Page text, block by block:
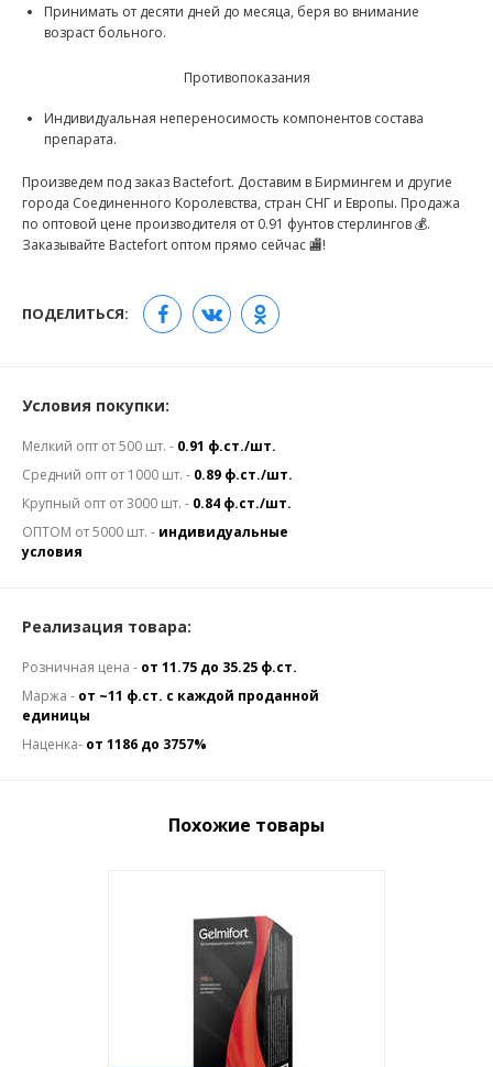
Принимать от десяти дней до месяца, беря во внимание
возраст больного.
Противопоказания
Индивидуальная непереносимость компонентов состава
препарата.
Произведем под заказ Bactefort. Доставим в Бирмингем и другие
города Соединенного Королевства, стран СНГ и Европы. Продажа
по оптовой цене производителя от 0.91 фунтов стерлингов 💰.
Заказывайте Bactefort оптом прямо сейчас 🏬!
ПОДЕЛИТЬСЯ:
Условия покупки:
Мелкий опт от 500 шт. - 0.91 ф.ст./шт.
Средний опт от 1000 шт. - 0.89 ф.ст./шт.
Крупный опт от 3000 шт. - 0.84 ф.ст./шт.
ОПТОМ от 5000 шт. - индивидуальные
условия
Реализация товара:
Розничная цена - от 11.75 до 35.25 ф.ст.
Маржа - от ~11 ф.ст. с каждой проданной
единицы
Наценка- от 1186 до 3757%
Похожие товары